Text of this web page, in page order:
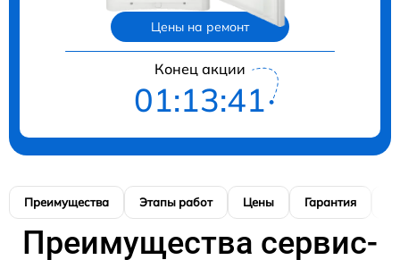
Цены на ремонт
Конец акции
01:13:40
Преимущества Этапы работ Цены Гарантия
Преимущества сервис-